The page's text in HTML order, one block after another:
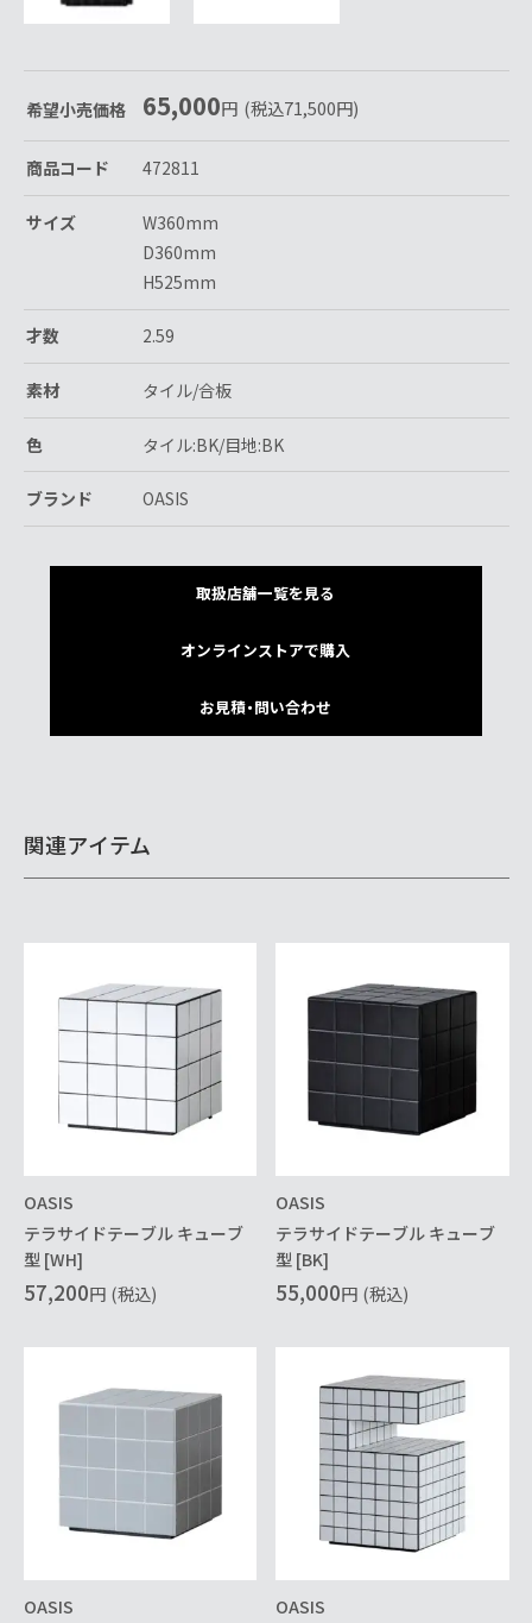
希望小売価格 65,000円 (税込71,500円)
商品コード 472811
サイズ
W360mm
D360mm
H525mm
才数 2.59
素材 タイル/合板
色 タイル:BK/目地:BK
ブランド OASIS
取扱店舗一覧を見る
オンラインストアで購入
お見積・問い合わせ
関連アイテム
OASIS
テラサイドテーブル キューブ
型 [WH]
57,200円 (税込)
OASIS
テラサイドテーブル キューブ
型 [BK]
55,000円 (税込)
OASIS
OASIS